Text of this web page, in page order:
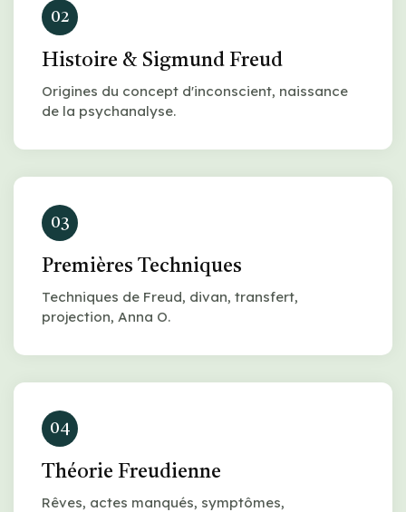
02
Histoire & Sigmund Freud
Origines du concept d'inconscient, naissance
de la psychanalyse.
03
Premières Techniques
Techniques de Freud, divan, transfert,
projection, Anna O.
04
Théorie Freudienne
Rêves, actes manqués, symptômes,